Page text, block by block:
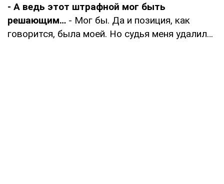
- А ведь этот штрафной мог быть
решающим… - Мог бы. Да и позиция, как
говорится, была моей. Но судья меня удалил…